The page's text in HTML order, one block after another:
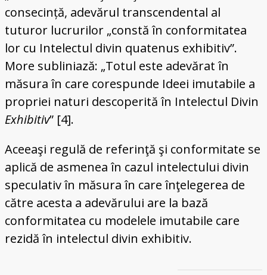
consecință, adevărul transcendental al
tuturor lucrurilor „constă în conformitatea
lor cu Intelectul divin quatenus exhibitiv”.
More subliniază: „Totul este adevărat în
măsura în care corespunde Ideei imutabile a
propriei naturi descoperită în Intelectul Divin
Exhibitiv” [4].
Aceeaşi regulă de referinţă şi conformitate se
aplică de asmenea în cazul intelectului divin
speculativ în măsura în care înţelegerea de
către acesta a adevărului are la bază
conformitatea cu modelele imutabile care
rezidă în intelectul divin exhibitiv.